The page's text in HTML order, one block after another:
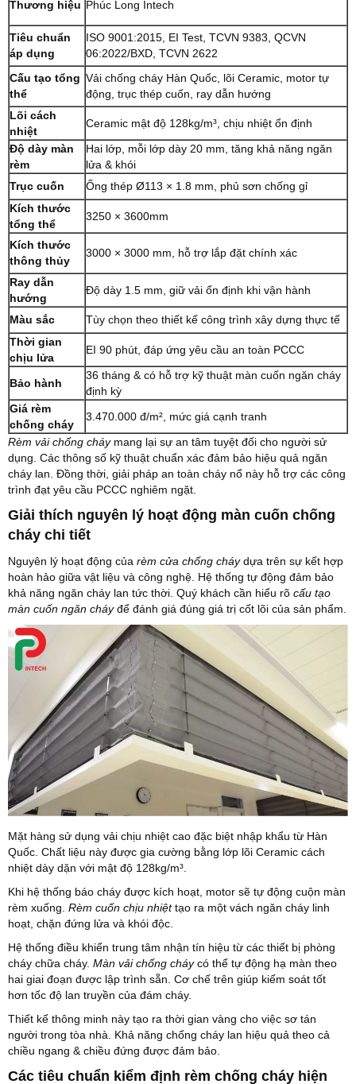
Thương hiệu Phúc Long Intech
Tiêu chuẩn
áp dụng
ISO 9001:2015, EI Test, TCVN 9383, QCVN
06:2022/BXD, TCVN 2622
Cấu tạo tổng
thể
Vải chống cháy Hàn Quốc, lõi Ceramic, motor tự
động, trục thép cuốn, ray dẫn hướng
Lõi cách
nhiệt
Ceramic mật độ 128kg/m³, chịu nhiệt ổn định
Độ dày màn
rèm
Hai lớp, mỗi lớp dày 20 mm, tăng khả năng ngăn
lửa & khói
Trục cuốn
Ống thép Ø113 × 1.8 mm, phủ sơn chống gỉ
Kích thước
tổng thể
3250 × 3600mm
Kích thước
thông thủy
3000 × 3000 mm, hỗ trợ lắp đặt chính xác
Ray dẫn
hướng
Độ dày 1.5 mm, giữ vải ổn định khi vận hành
Màu sắc
Tùy chọn theo thiết kế công trình xây dựng thực tế
Thời gian
chịu lửa
EI 90 phút, đáp ứng yêu cầu an toàn PCCC
Bảo hành
36 tháng & có hỗ trợ kỹ thuật màn cuốn ngăn cháy
định kỳ
Giá rèm
chống cháy
3.470.000 đ/m², mức giá cạnh tranh
Rèm vải chống cháymang lại sự an tâm tuyệt đối cho người sử
dụng. Các thông số kỹ thuật chuẩn xác đảm bảo hiệu quả ngăn
cháy lan. Đồng thời, giải pháp an toàn cháy nổ này hỗ trợ các công
trình đạt yêu cầu PCCC nghiêm ngặt.
Giải thích nguyên lý hoạt động màn cuốn chống
cháy chi tiết
Nguyên lý hoạt động của rèm cửa chống cháydựa trên sự kết hợp
hoàn hảo giữa vật liệu và công nghệ. Hệ thống tự động đảm bảo
khả năng ngăn cháy lan tức thời. Quý khách cần hiểu rõ cấu tạo
màn cuốn ngăn cháyđể đánh giá đúng giá trị cốt lõi của sản phẩm.
Mặt hàng sử dụng vải chịu nhiệt cao đặc biệt nhập khẩu từ Hàn
Quốc. Chất liệu này được gia cường bằng lớp lõi Ceramic cách
nhiệt dày dặn với mật độ 128kg/m³.
Khi hệ thống báo cháy được kích hoạt, motor sẽ tự động cuộn màn
rèm xuống. Rèm cuốn chịu nhiệttạo ra một vách ngăn cháy linh
hoạt, chặn đứng lửa và khói độc.
Hệ thống điều khiển trung tâm nhận tín hiệu từ các thiết bị phòng
cháy chữa cháy. Màn vải chống cháycó thể tự động hạ màn theo
hai giai đoạn được lập trình sẵn. Cơ chế trên giúp kiểm soát tốt
hơn tốc độ lan truyền của đám cháy.
Thiết kế thông minh này tạo ra thời gian vàng cho việc sơ tán
người trong tòa nhà. Khả năng chống cháy lan hiệu quả theo cả
chiều ngang & chiều đứng được đảm bảo.
Các tiêu chuẩn kiểm định rèm chống cháy hiện